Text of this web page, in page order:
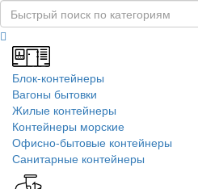
Блок-контейнеры
Вагоны бытовки
Жилые контейнеры
Контейнеры морские
Офисно-бытовые контейнеры
Санитарные контейнеры